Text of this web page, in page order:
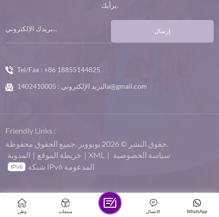
برأيك.
إرسال
Tel/Fax : +86 18855144825
البريد الإلكتروني :1402410005a@gmail.com
Friendly Links :
حقوق النشر © 2026 بوبووير .جميع الحقوق محفوظة.
المدونة | خريطة الموقع | XML | سياسة الخصوصية
شبكة IPv6 المدعومة
وطن منتجات WhatsApp الاتصال